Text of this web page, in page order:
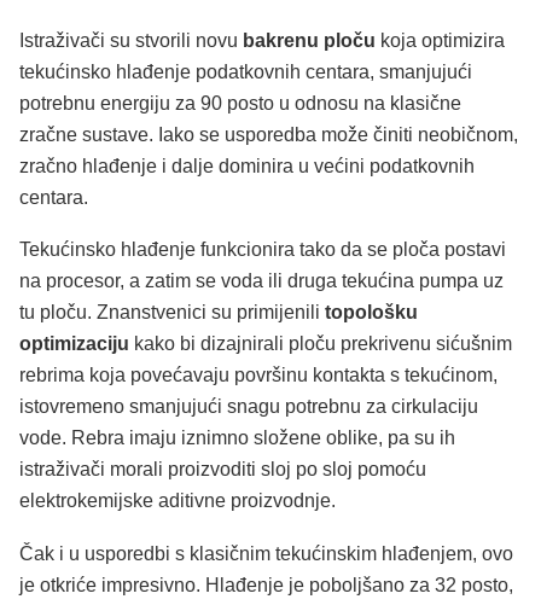
Istraživači su stvorili novu bakrenu ploču koja optimizira
tekućinsko hlađenje podatkovnih centara, smanjujući
potrebnu energiju za 90 posto u odnosu na klasične
zračne sustave. Iako se usporedba može činiti neobičnom,
zračno hlađenje i dalje dominira u većini podatkovnih
centara.
Tekućinsko hlađenje funkcionira tako da se ploča postavi
na procesor, a zatim se voda ili druga tekućina pumpa uz
tu ploču. Znanstvenici su primijenili topološku
optimizaciju kako bi dizajnirali ploču prekrivenu sićušnim
rebrima koja povećavaju površinu kontakta s tekućinom,
istovremeno smanjujući snagu potrebnu za cirkulaciju
vode. Rebra imaju iznimno složene oblike, pa su ih
istraživači morali proizvoditi sloj po sloj pomoću
elektrokemijske aditivne proizvodnje.
Čak i u usporedbi s klasičnim tekućinskim hlađenjem, ovo
je otkriće impresivno. Hlađenje je poboljšano za 32 posto,